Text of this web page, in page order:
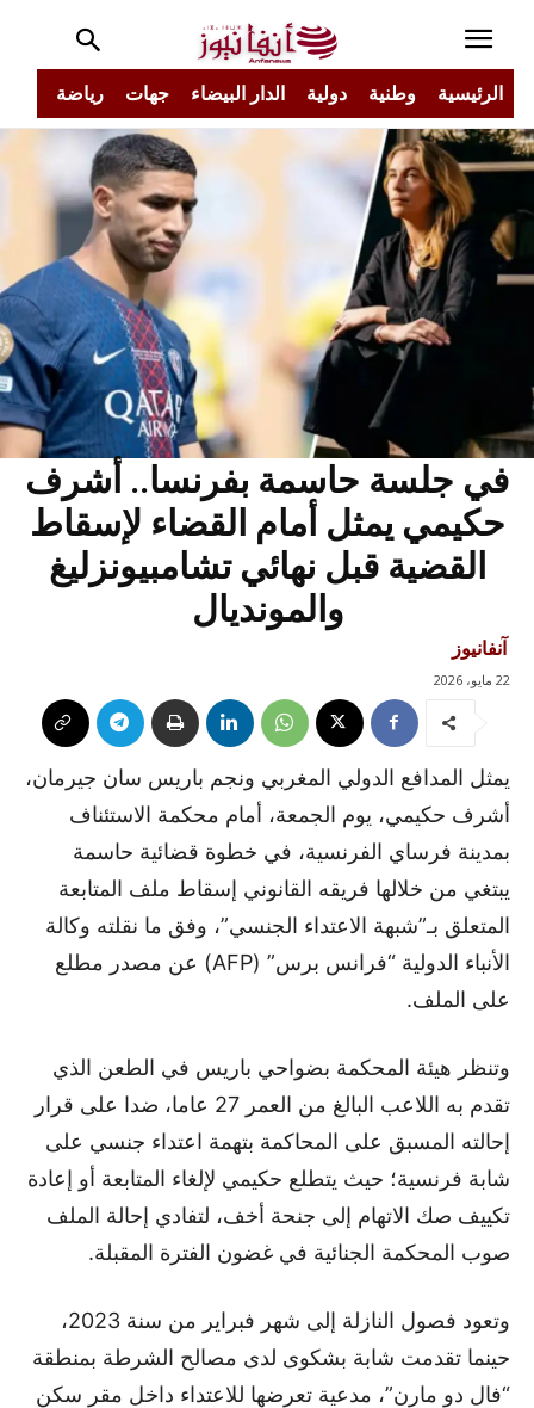
الرئيسية وطنية دولية الدار البيضاء جهات رياضة
في جلسة حاسمة بفرنسا.. أشرف
حكيمي يمثل أمام القضاء لإسقاط
القضية قبل نهائي تشامبيونزليغ
والمونديال
آنفانيوز
22 مايو، 2026
يمثل المدافع الدولي المغربي ونجم باريس سان جيرمان،
أشرف حكيمي، يوم الجمعة، أمام محكمة الاستئناف
بمدينة فرساي الفرنسية، في خطوة قضائية حاسمة
يبتغي من خلالها فريقه القانوني إسقاط ملف المتابعة
المتعلق بـ”شبهة الاعتداء الجنسي”، وفق ما نقلته وكالة
الأنباء الدولية “فرانس برس” (AFP) عن مصدر مطلع
على الملف.
وتنظر هيئة المحكمة بضواحي باريس في الطعن الذي
تقدم به اللاعب البالغ من العمر 27 عاما، ضدا على قرار
إحالته المسبق على المحاكمة بتهمة اعتداء جنسي على
شابة فرنسية؛ حيث يتطلع حكيمي لإلغاء المتابعة أو إعادة
تكييف صك الاتهام إلى جنحة أخف، لتفادي إحالة الملف
صوب المحكمة الجنائية في غضون الفترة المقبلة.
وتعود فصول النازلة إلى شهر فبراير من سنة 2023،
حينما تقدمت شابة بشكوى لدى مصالح الشرطة بمنطقة
“فال دو مارن”، مدعية تعرضها للاعتداء داخل مقر سكن